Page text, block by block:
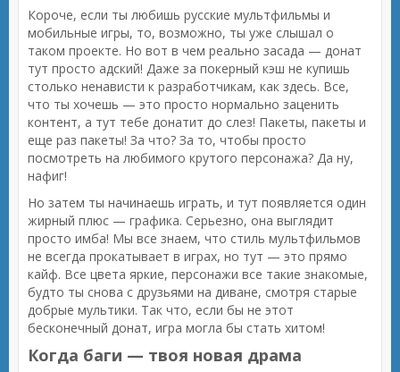
Короче, если ты любишь русские мультфильмы и
мобильные игры, то, возможно, ты уже слышал о
таком проекте. Но вот в чем реально засада — донат
тут просто адский! Даже за покерный кэш не купишь
столько ненависти к разработчикам, как здесь. Все,
что ты хочешь — это просто нормально заценить
контент, а тут тебе донатит до слез! Пакеты, пакеты и
еще раз пакеты! За что? За то, чтобы просто
посмотреть на любимого крутого персонажа? Да ну,
нафиг!
Но затем ты начинаешь играть, и тут появляется один
жирный плюс — графика. Серьезно, она выглядит
просто имба! Мы все знаем, что стиль мультфильмов
не всегда прокатывает в играх, но тут — это прямо
кайф. Все цвета яркие, персонажи все такие знакомые,
будто ты снова с друзьями на диване, смотря старые
добрые мультики. Так что, если бы не этот
бесконечный донат, игра могла бы стать хитом!
Когда баги — твоя новая драма